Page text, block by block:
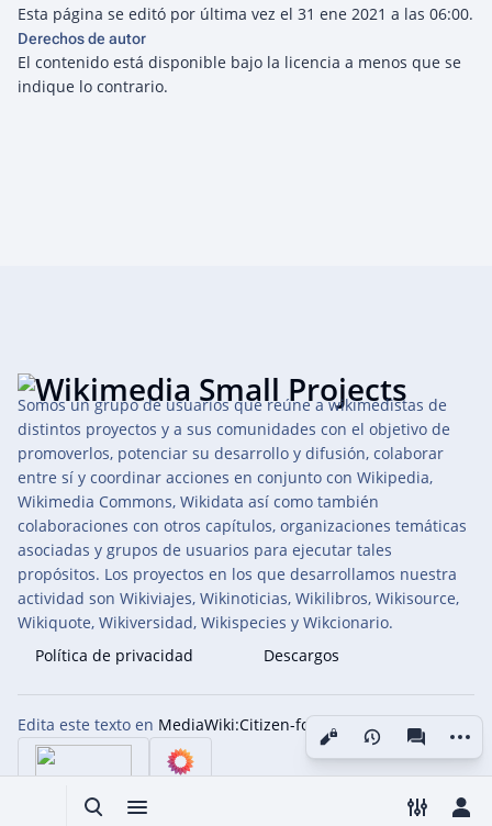
Búsqueda alternativa
Menú alternativo Toggle
Vistas Más
Esta página se editó por última vez el 31 ene 2021 a las 06:00.
Derechos de autor
El contenido está disponible bajo la licencia a menos que se
indique lo contrario.
Somos un grupo de usuarios que reúne a wikimedistas de
distintos proyectos y a sus comunidades con el objetivo de
promoverlos, potenciar su desarrollo y difusión, colaborar
entre sí y coordinar acciones en conjunto con Wikipedia,
Wikimedia Commons, Wikidata así como también
colaboraciones con otros capítulos, organizaciones temáticas
asociadas y grupos de usuarios para ejecutar tales
propósitos. Los proyectos en los que desarrollamos nuestra
actividad son Wikiviajes, Wikinoticias, Wikilibros, Wikisource,
Wikiquote, Wikiversidad, Wikispecies y Wikcionario.
Política de privacidad
Descargos
Edita este texto en MediaWiki:Citizen-footer-tagline